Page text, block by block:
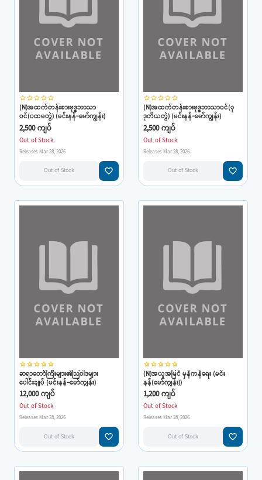
star_borderstar_borderstar_borderstar_borderstar_border
(N)အထက်တန်းစားဗုဒ္ဓဘာသာ
ဝင်(ပထမတွဲ) (မင်းနန်-မော်ကျွန်း)
2,500 ကျပ်
Out of Stock
Releases Mar 28, 2026
Out of Stock favorite_border
star_borderstar_borderstar_borderstar_borderstar_border
(N)အထက်တန်းစားဗုဒ္ဓဘာသာဝင်(ု
ဒုတိယတွဲ) (မင်းနန်-မော်ကျွန်း)
2,500 ကျပ်
Out of Stock
Releases Mar 28, 2026
Out of Stock favorite_border
star_borderstar_borderstar_borderstar_borderstar_border
ဆရာတော်ကြီးများ၏သြဝါဒများ
ပေါင်းချုပ် (မင်းနန်-မော်ကျွန်း)
12,000 ကျပ်
Out of Stock
Releases Mar 28, 2026
Out of Stock favorite_border
star_borderstar_borderstar_borderstar_borderstar_border
(N)အယူအမြင် မှန်ကန်ရေး (မင်း
နန်(မော်ကျွန်း))
1,200 ကျပ်
Out of Stock
Releases Mar 28, 2026
Out of Stock favorite_border